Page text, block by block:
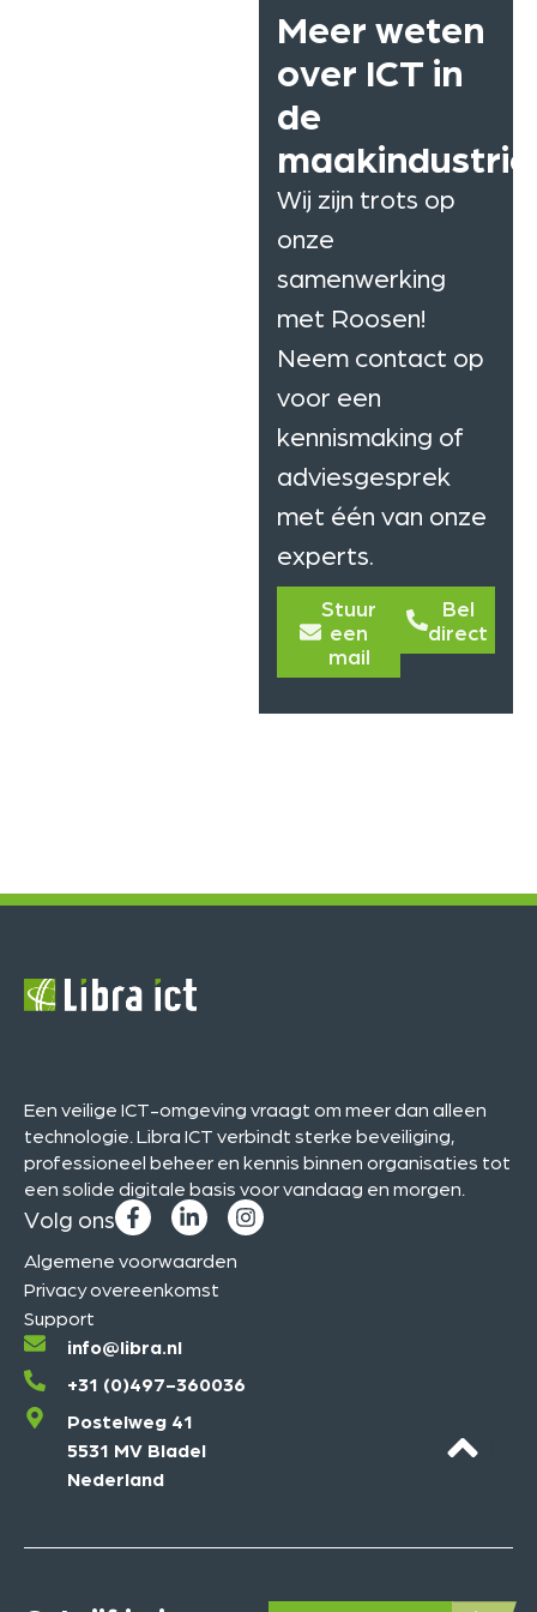
Meer weten
over ICT in
de
Wij zijn trots op
onze
samenwerking
met Roosen!
Neem contact op
voor een
kennismaking of
adviesgesprek
met één van onze
experts.
Stuur
een
mail
Bel
direct
Een veilige ICT-omgeving vraagt om meer dan alleen
technologie. Libra ICT verbindt sterke beveiliging,
professioneel beheer en kennis binnen organisaties tot
een solide digitale basis voor vandaag en morgen.
Volg ons
Algemene voorwaarden
Privacy overeenkomst
Support
info@libra.nl
+31 (0)497-360036
Postelweg 41
5531 MV Bladel
Nederland